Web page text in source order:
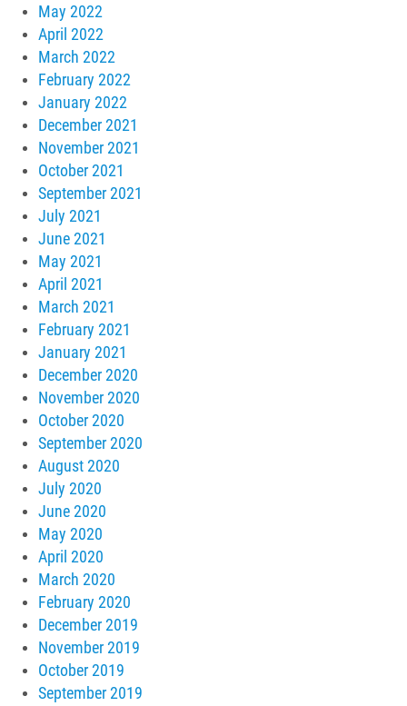
May 2022
April 2022
March 2022
February 2022
January 2022
December 2021
November 2021
October 2021
September 2021
July 2021
June 2021
May 2021
April 2021
March 2021
February 2021
January 2021
December 2020
November 2020
October 2020
September 2020
August 2020
July 2020
June 2020
May 2020
April 2020
March 2020
February 2020
December 2019
November 2019
October 2019
September 2019